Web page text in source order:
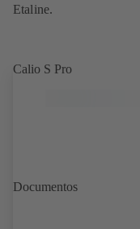
Etaline.
Calio S Pro
Documentos